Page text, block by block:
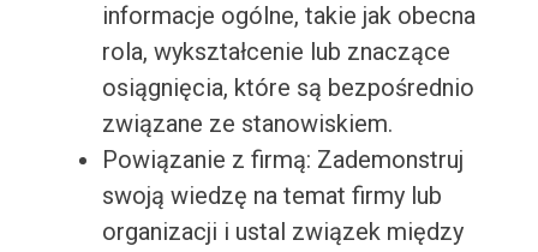
informacje ogólne, takie jak obecna
rola, wykształcenie lub znaczące
osiągnięcia, które są bezpośrednio
związane ze stanowiskiem.
Powiązanie z firmą: Zademonstruj
swoją wiedzę na temat firmy lub
organizacji i ustal związek między